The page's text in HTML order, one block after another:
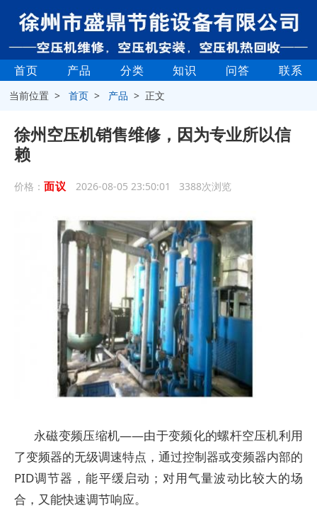
首页 产品 分类 知识 问答 联系
当前位置 >首页 > 产品 > 正文
徐州空压机销售维修，因为专业所以信
赖
价格： 面议 2026-08-05 23:50:01 3388次浏览
永磁变频压缩机——由于变频化的螺杆空压机利用
了变频器的无级调速特点，通过控制器或变频器内部的
PID调节器，能平缓启动；对用气量波动比较大的场
合，又能快速调节响应。